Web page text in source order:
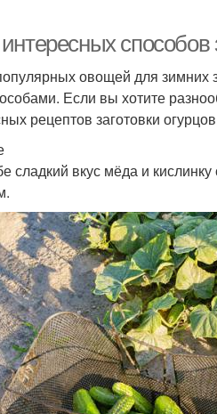
способов
овощей для зимних
Если вы хотите
рецептов заготовки
сладкий вкус мёда и